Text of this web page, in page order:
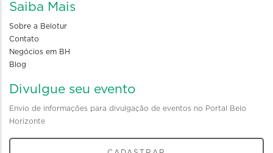
Saiba Mais
Sobre a Belotur
Contato
Negócios em BH
Blog
Divulgue seu evento
Envio de informações para divulgação de eventos no Portal Belo
Horizonte